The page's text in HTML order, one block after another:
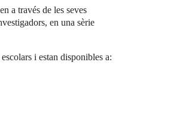
a través de les seves
en una sèrie
i estan disponibles a: